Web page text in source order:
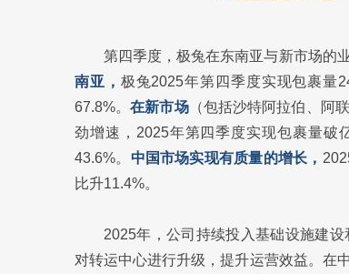
第四季度，极兔在东南亚与新市场的
南亚， 极兔2025年第四季度实现包裹量
67.8%。在新市场（包括沙特阿拉伯、阿
劲增速，2025年第四季度实现包裹量破
43.6%。 中国市场实现有质量的增长，
比升11.4%。
2025年，公司持续投入基础设施建
对转运中心进行升级，提升运营效益。在